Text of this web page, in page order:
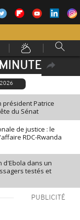
président Patrice
du Sénat
de justice : le
RDC-Rwanda
d'Ebola dans un
testés et
PUBLICITÉ